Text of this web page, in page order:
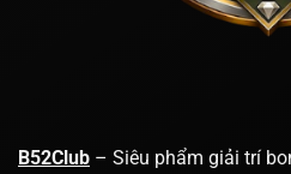
B52Club – Siêu phẩm giải trí